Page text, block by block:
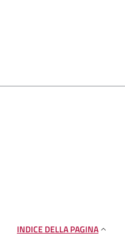
INDICE DELLA PAGINA